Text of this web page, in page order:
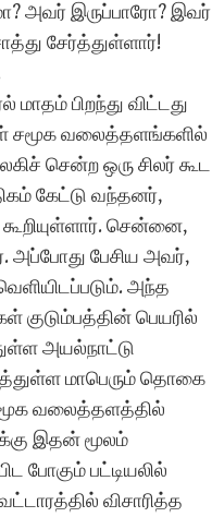
அவர் இருப்பாரோ? இவர்
சேர்த்துள்ளார்!
பிறந்து விட்டது
சமூக வலைத்தளங்களில்
சென்ற ஒரு சிலர் கூட
கேட்டு வந்தனர்,
சென்னை,
பேசிய அவர்,
அந்த
குடும்பத்தின் பெயரில்
அயல்நாட்டு
மாபெரும் தொகை
வலைத்தளத்தில்
இதன் மூலம்
பட்டியலில்
விசாரித்த